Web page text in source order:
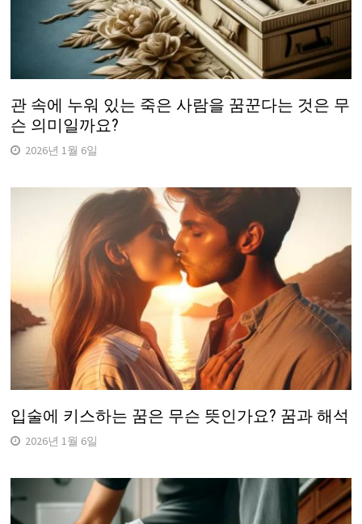
관 속에 누워 있는 죽은 사람을 꿈꾼다는 것은 무
슨 의미일까요?
2026년 1월 6일
입술에 키스하는 꿈은 무슨 뜻인가요? 꿈과 해석
2026년 1월 6일